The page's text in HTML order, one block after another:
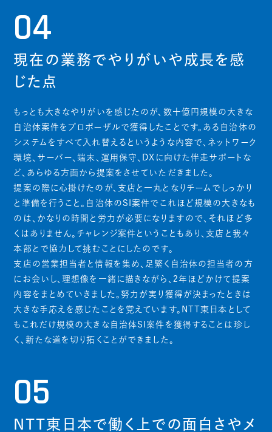
04
現在の業務でやりがいや成長を感
じた点
もっとも大きなやりがいを感じたのが、数十億円規模の大きな
自治体案件をプロポーザルで獲得したことです。ある自治体の
システムをすべて入れ替えるというような内容で、ネットワーク
環境、サーバー、端末、運用保守、DXに向けた伴走サポートな
ど、あらゆる方面から提案をさせていただきました。
提案の際に心掛けたのが、支店と一丸となりチームでしっかり
と準備を行うこと。自治体のSI案件でこれほど規模の大きなも
のは、かなりの時間と労力が必要になりますので、それほど多
くはありません。チャレンジ案件ということもあり、支店と我々
本部とで協力して挑むことにしたのです。
支店の営業担当者と情報を集め、足繁く自治体の担当者の方
にお会いし、理想像を一緒に描きながら、2年ほどかけて提案
内容をまとめていきました。努力が実り獲得が決まったときは
大きな手応えを感じたことを覚えています。NTT東日本として
もこれだけ規模の大きな自治体SI案件を獲得することは珍し
く、新たな道を切り拓くことができました。
05
NTT東日本で働く上での面白さやメ